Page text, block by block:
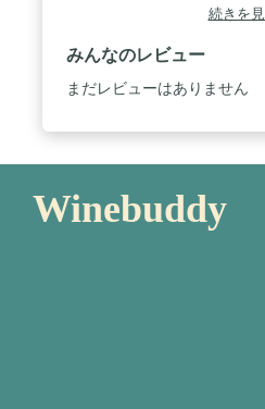
の純粋な麦芽100%のビール
造しています。日本人の口
リジナルレシピで作られて
ようなドリンカブルなクラ
【Amazon限定オリジナルセ
330㎖×2本 IPA 6.0(香り×苦
本 / 【全国道の駅1位の川場
ール】川場ビールは1998年
数々の賞を受賞し、2008年
ア・ビアカップ」で金賞を
本丹精に造られているクラ
ください。 / 【おしゃれな
評いただいております。 お
スマスプレゼント、父の日
続きを
みんなのレビュー
まだレビューはありません
Winebuddy